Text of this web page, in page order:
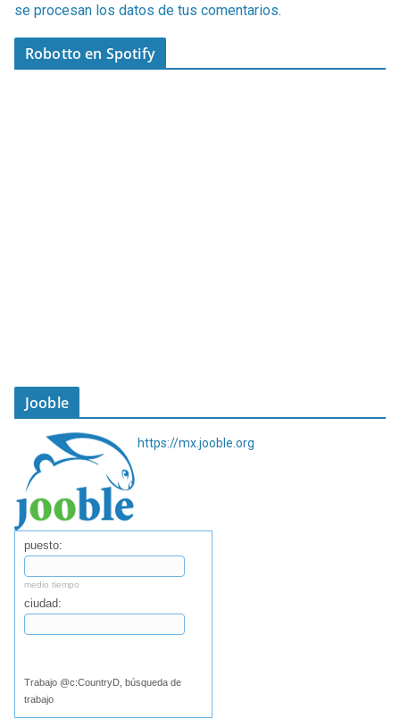
se procesan los datos de tus comentarios.
Robotto en Spotify
Jooble
https://mx.jooble.org
puesto:
medio tiempo
ciudad:
Trabajo @c:CountryD, búsqueda de
trabajo